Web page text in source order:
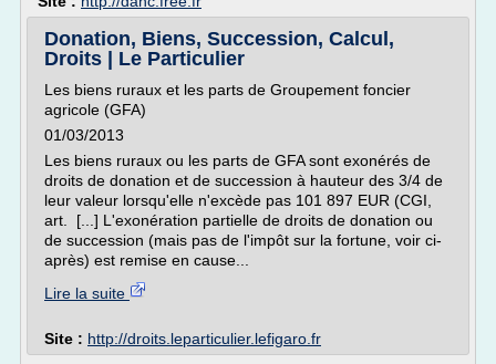
Donation, Biens, Succession, Calcul,
Droits | Le Particulier
Les biens ruraux et les parts de Groupement foncier
agricole (GFA)
01/03/2013
Les biens ruraux ou les parts de GFA sont exonérés de
droits de donation et de succession à hauteur des 3/4 de
leur valeur lorsqu'elle n'excède pas 101 897 EUR (CGI,
art. [...] L'exonération partielle de droits de donation ou
de succession (mais pas de l'impôt sur la fortune, voir ci-
après) est remise en cause...
Lire la suite
Site : http://droits.leparticulier.lefigaro.fr